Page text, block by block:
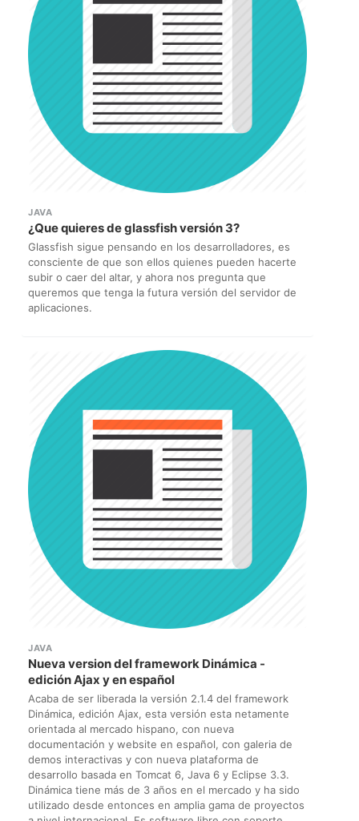
JAVA
¿Que quieres de glassfish versión 3?
Glassfish sigue pensando en los desarrolladores, es
consciente de que son ellos quienes pueden hacerte
subir o caer del altar, y ahora nos pregunta que
queremos que tenga la futura versión del servidor de
aplicaciones.
JAVA
Nueva version del framework Dinámica -
edición Ajax y en español
Acaba de ser liberada la versión 2.1.4 del framework
Dinámica, edición Ajax, esta versión esta netamente
orientada al mercado hispano, con nueva
documentación y website en español, con galeria de
demos interactivas y con nueva plataforma de
desarrollo basada en Tomcat 6, Java 6 y Eclipse 3.3.
Dinámica tiene más de 3 años en el mercado y ha sido
utilizado desde entonces en amplia gama de proyectos